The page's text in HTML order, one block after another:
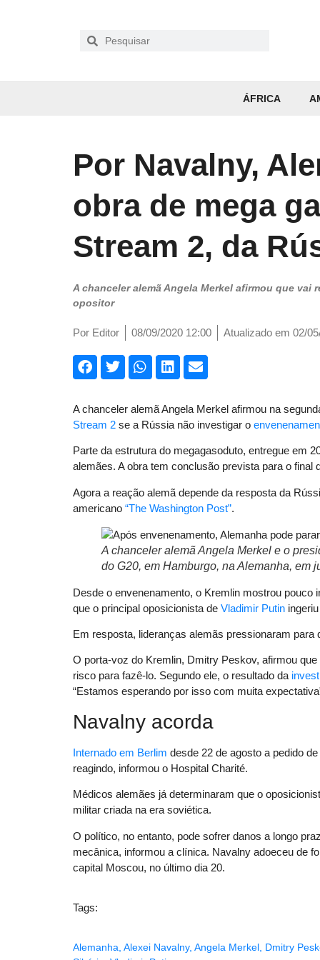
ÁFRICA
Por Navalny,
obra de mega
Stream 2, da
A chanceler alemã Angela Merkel afirmou que
opositor
Por Editor 08/09/2020 12:00 Atualizado em 02/
A chanceler alemã Angela Merkel afirmou na
Stream 2 se a Rússia não investigar o
Parte da estrutura do megagasoduto, entregue em
alemães. A obra tem conclusão prevista para o final
Agora a reação alemã depende da resposta da
americano “The Washington Post”.
A chanceler alemã Angela Merkel e o
do G20, em Hamburgo, na Alemanha, em
Desde o envenenamento, o Kremlin mostrou
que o principal oposicionista de Vladimir Putin
Em resposta, lideranças alemãs pressionaram para
O porta-voz do Kremlin, Dmitry Peskov, afirmou
risco para fazê-lo. Segundo ele, o resultado da
“Estamos esperando por isso com muita
Navalny acorda
Internado em Berlim desde 22 de agosto a pedido
reagindo, informou o Hospital Charité.
Médicos alemães já determinaram que o
militar criada na era soviética.
O político, no entanto, pode sofrer danos a longo
mecânica, informou a clínica. Navalny adoeceu de
capital Moscou, no último dia 20.
Tags:
Alemanha, Alexei Navalny, Angela Merkel, Dmitry